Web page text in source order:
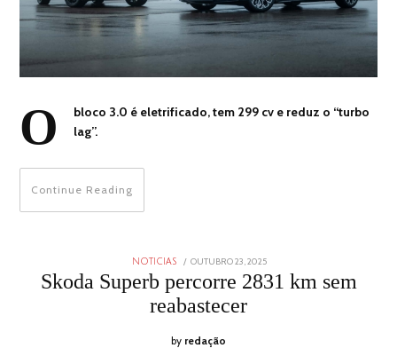
O
bloco 3.0 é eletrificado, tem 299 cv e reduz o “turbo
lag”.
Continue Reading
NOTICIAS
POSTED
OUTUBRO 23, 2025
23,
2025
Skoda Superb percorre 2831 km sem
reabastecer
by redação